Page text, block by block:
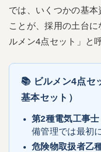
では、いくつかの基
ことが、採用の土台
ルメン4点セット」と
📚 ビルメン4点セ
基本セット）
第2種電気工事士
備管理では最初
危険物取扱者乙